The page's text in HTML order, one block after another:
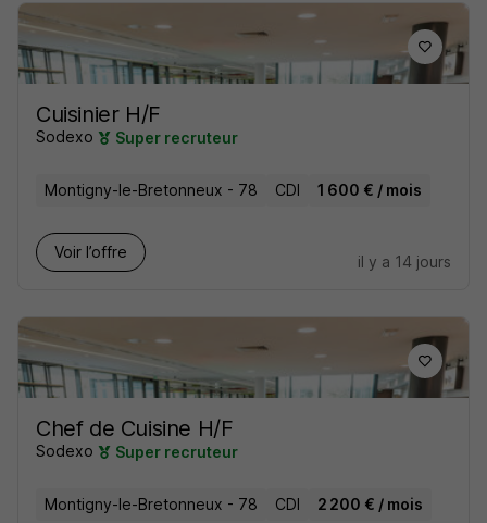
Cuisinier H/F
Sodexo Super recruteur
Montigny-le-Bretonneux - 78 CDI 1 600 € / mois
Voir l’offre
il y a 14 jours
Chef de Cuisine H/F
Sodexo Super recruteur
Montigny-le-Bretonneux - 78 CDI 2 200 € / mois